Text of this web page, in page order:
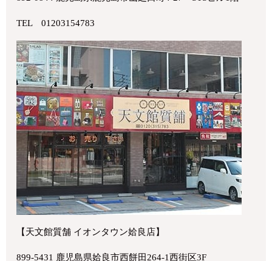
TEL 01203154783
【天文館質舗 イオンタウン姶良店】
899-5431 鹿児島県姶良市西餅田264-1西街区3F